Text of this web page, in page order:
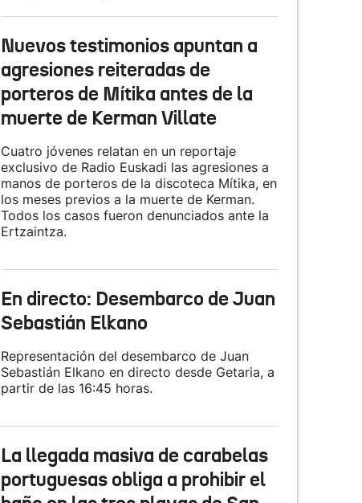
Nuevos testimonios apuntan a
agresiones reiteradas de
porteros de Mítika antes de la
muerte de Kerman Villate
Cuatro jóvenes relatan en un reportaje
exclusivo de Radio Euskadi las agresiones a
manos de porteros de la discoteca Mítika, en
los meses previos a la muerte de Kerman.
Todos los casos fueron denunciados ante la
Ertzaintza.
En directo: Desembarco de Juan
Sebastián Elkano
Representación del desembarco de Juan
Sebastián Elkano en directo desde Getaria, a
partir de las 16:45 horas.
La llegada masiva de carabelas
portuguesas obliga a prohibir el